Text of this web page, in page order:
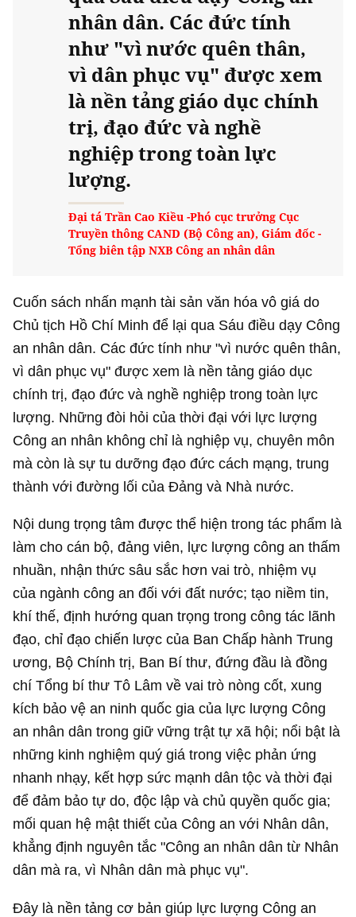
nhân dân. Các đức tính
như "vì nước quên thân,
vì dân phục vụ" được xem
là nền tảng giáo dục chính
trị, đạo đức và nghề
nghiệp trong toàn lực
lượng.
Đại tá Trần Cao Kiều -Phó cục trưởng Cục
Truyền thông CAND (Bộ Công an), Giám đốc -
Tổng biên tập NXB Công an nhân dân
Cuốn sách nhấn mạnh tài sản văn hóa vô giá do
Chủ tịch Hồ Chí Minh để lại qua Sáu điều dạy Công
an nhân dân. Các đức tính như "vì nước quên thân,
vì dân phục vụ" được xem là nền tảng giáo dục
chính trị, đạo đức và nghề nghiệp trong toàn lực
lượng. Những đòi hỏi của thời đại với lực lượng
Công an nhân không chỉ là nghiệp vụ, chuyên môn
mà còn là sự tu dưỡng đạo đức cách mạng, trung
thành với đường lối của Đảng và Nhà nước.
Nội dung trọng tâm được thể hiện trong tác phẩm là
làm cho cán bộ, đảng viên, lực lượng công an thấm
nhuần, nhận thức sâu sắc hơn vai trò, nhiệm vụ
của ngành công an đối với đất nước; tạo niềm tin,
khí thế, định hướng quan trọng trong công tác lãnh
đạo, chỉ đạo chiến lược của Ban Chấp hành Trung
ương, Bộ Chính trị, Ban Bí thư, đứng đầu là đồng
chí Tổng bí thư Tô Lâm về vai trò nòng cốt, xung
kích bảo vệ an ninh quốc gia của lực lượng Công
an nhân dân trong giữ vững trật tự xã hội; nổi bật là
những kinh nghiệm quý giá trong việc phản ứng
nhanh nhạy, kết hợp sức mạnh dân tộc và thời đại
để đảm bảo tự do, độc lập và chủ quyền quốc gia;
mối quan hệ mật thiết của Công an với Nhân dân,
khẳng định nguyên tắc "Công an nhân dân từ Nhân
dân mà ra, vì Nhân dân mà phục vụ".
Đây là nền tảng cơ bản giúp lực lượng Công an